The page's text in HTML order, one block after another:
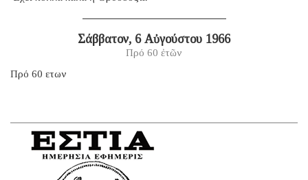
Σάββατον, 6 Αὐγούστου 1966
Πρό 60 ἐτῶν
Πρό 60 ετων